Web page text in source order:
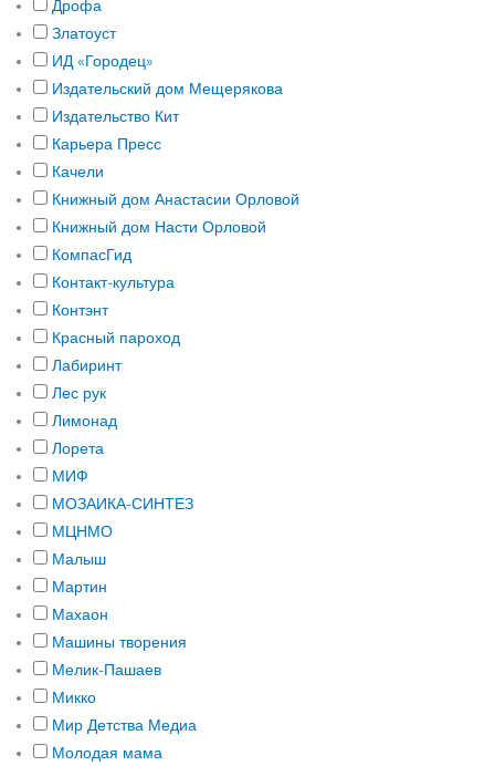
Дрофа
Златоуст
ИД «Городец»
Издательский дом Мещерякова
Издательство Кит
Карьера Пресс
Качели
Книжный дом Анастасии Орловой
Книжный дом Насти Орловой
КомпасГид
Контакт-культура
Контэнт
Красный пароход
Лабиринт
Лес рук
Лимонад
Лорета
МИФ
МОЗАИКА-СИНТЕЗ
МЦНМО
Малыш
Мартин
Махаон
Машины творения
Мелик-Пашаев
Микко
Мир Детства Медиа
Молодая мама